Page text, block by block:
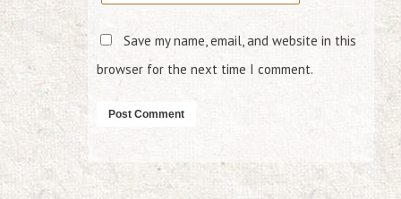
Save my name, email, and website in this
browser for the next time I comment.